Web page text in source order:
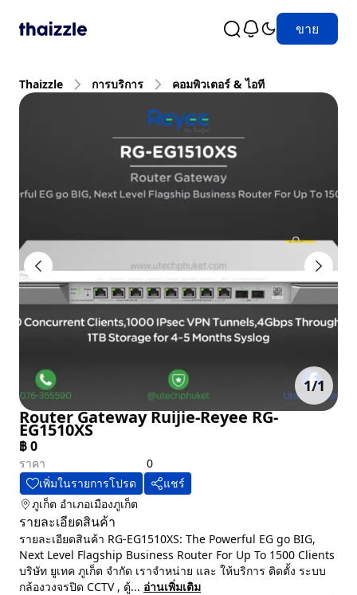
ขาย
Thaizzle การบริการ คอมพิวเตอร์ & ไอที
1/1
Router Gateway Ruijie-Reyee RG-
EG1510XS
฿0
ราคา
0
เพิ่มในรายการโปรด
แชร์
ภูเก็ต อำเภอเมืองภูเก็ต
รายละเอียดสินค้า
รายละเอียดสินค้า RG-EG1510XS: The Powerful EG go BIG,
Next Level Flagship Business Router For Up To 1500 Clients
บริษัท ยูเทค ภูเก็ต จำกัด เราจำหน่าย และ ให้บริการ ติดตั้ง ระบบ
กล้องวงจรปิด CCTV , ตู้... อ่านเพิ่มเติม